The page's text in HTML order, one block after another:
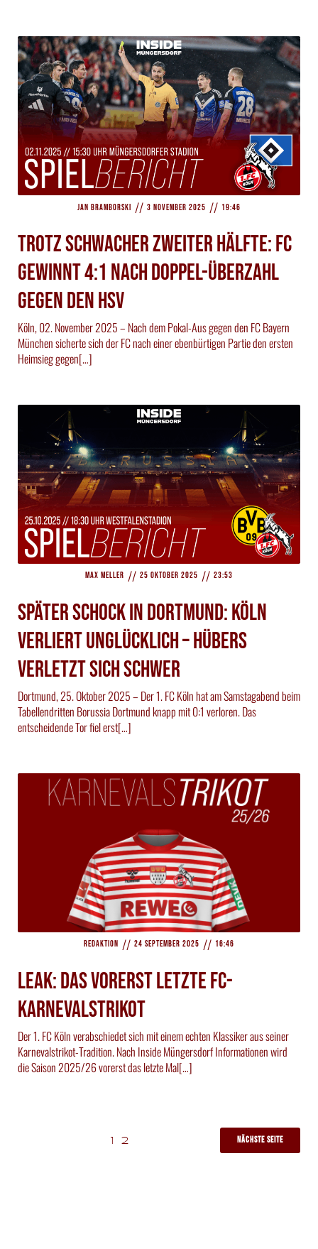
Jan Bramborski // 3 November 2025 // 19:46
Trotz schwacher zweiter Hälfte: FC
gewinnt 4:1 nach Doppel-Überzahl
gegen den HSV
Köln, 02. November 2025 – Nach dem Pokal-Aus gegen den FC Bayern
München sicherte sich der FC nach einer ebenbürtigen Partie den ersten
Heimsieg gegen[…]
Max Meller // 25 Oktober 2025 // 23:53
Später Schock in Dortmund: Köln
verliert unglücklich – Hübers
verletzt sich schwer
Dortmund, 25. Oktober 2025 – Der 1. FC Köln hat am Samstagabend beim
Tabellendritten Borussia Dortmund knapp mit 0:1 verloren. Das
entscheidende Tor fiel erst[…]
Redaktion // 24 September 2025 // 16:46
Leak: Das vorerst letzte FC-
Karnevalstrikot
Der 1. FC Köln verabschiedet sich mit einem echten Klassiker aus seiner
Karnevalstrikot-Tradition. Nach Inside Müngersdorf Informationen wird
die Saison 2025/26 vorerst das letzte Mal[…]
2 Nächste Seite